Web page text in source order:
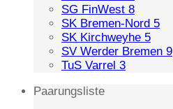
SG FinWest 8
SK Bremen-Nord 5
SK Kirchweyhe 5
SV Werder Bremen 9
TuS Varrel 3
Paarungsliste